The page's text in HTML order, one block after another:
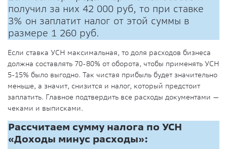
получил за них 42 000 руб, то при ставке
3% он заплатит налог от этой суммы в
размере 1 260 руб.
Если ставка УСН максимальная, то доля расходов бизнеса
должна составлять 70-80% от оборота, чтобы применять УСН
5-15% было выгодно. Так чистая прибыль будет значительно
меньше, а значит, снизится и налог, который предстоит
заплатить. Главное подтвердить все расходы документами —
чеками и выписками.
Рассчитаем сумму налога по УСН
«Доходы минус расходы»: